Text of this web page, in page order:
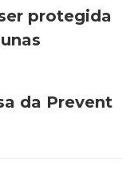
protegida
da Prevent